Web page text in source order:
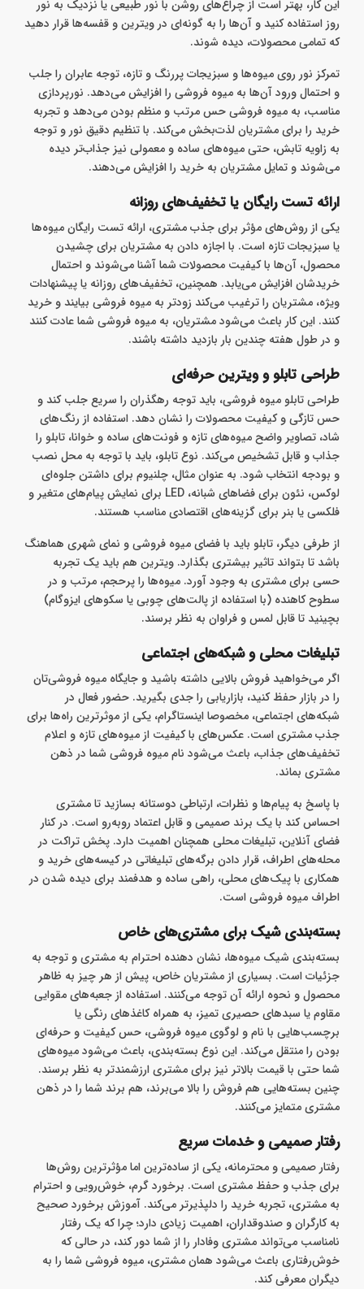
این کار، بهتر است از چراغ‌های روشن با نور طبیعی یا نزدیک به نور
روز استفاده کنید و آن‌ها را به‌ گونه‌ای در ویترین و قفسه‌ها قرار دهید
که تمامی محصولات، دیده شوند.
تمرکز نور روی میوه‌ها و سبزیجات پررنگ و تازه، توجه عابران را جلب
و احتمال ورود آن‌ها به میوه فروشی را افزایش می‌دهد. نورپردازی
مناسب، به میوه فروشی حس مرتب و منظم بودن می‌دهد و تجربه
خرید را برای مشتریان لذت‌بخش می‌کند. با تنظیم دقیق نور و توجه
به زاویه تابش، حتی میوه‌های ساده و معمولی نیز جذاب‌تر دیده
می‌شوند و تمایل مشتریان به خرید را افزایش می‌دهند.
ارائه تست رایگان یا تخفیف‌های روزانه
یکی از روش‌های مؤثر برای جذب مشتری، ارائه تست رایگان میوه‌ها
یا سبزیجات تازه است. با اجازه دادن به مشتریان برای چشیدن
محصول، آن‌ها با کیفیت محصولات شما آشنا می‌شوند و احتمال
خریدشان افزایش می‌یابد. همچنین، تخفیف‌های روزانه یا پیشنهادات
ویژه، مشتریان را ترغیب می‌کند زودتر به میوه فروشی بیایند و خرید
کنند. این کار باعث می‌شود مشتریان، به میوه فروشی شما عادت کنند
و در طول هفته چندین بار بازدید داشته باشند.
طراحی تابلو و ویترین حرفه‌ای
طراحی تابلو میوه فروشی، باید توجه رهگذران را سریع جلب کند و
حس تازگی و کیفیت محصولات را نشان دهد. استفاده از رنگ‌های
شاد، تصاویر واضح میوه‌های تازه و فونت‌های ساده و خوانا، تابلو را
جذاب و قابل تشخیص می‌کند. نوع تابلو، باید با توجه به محل نصب
و بودجه انتخاب شود. به عنوان مثال، چلنیوم برای داشتن جلوه‌ای
لوکس، نئون برای فضاهای شبانه، LED برای نمایش پیام‌های متغیر و
فلکسی یا بنر برای گزینه‌های اقتصادی مناسب‌ هستند.
از طرفی دیگر، تابلو باید با فضای میوه فروشی و نمای شهری هماهنگ
باشد تا بتواند تاثیر بیشتری بگذارد. ویترین هم باید یک تجربه
حسی برای مشتری به وجود آورد. میوه‌ها را پرحجم، مرتب و در
سطوح کاهنده (با استفاده از پالت‌های چوبی یا سکوهای ایزوگام)
بچینید تا قابل‌ لمس و فراوان به نظر برسند.
تبلیغات محلی و شبکه‌های اجتماعی
اگر می‌خواهید فروش بالایی داشته باشید و جایگاه میوه فروشی‌تان
را در بازار حفظ کنید، بازاریابی را جدی بگیرید. حضور فعال در
شبکه‌های اجتماعی، مخصوصا اینستاگرام، یکی از موثرترین راه‌ها برای
جذب مشتری است. عکس‌های با کیفیت از میوه‌های تازه و اعلام
تخفیف‌های جذاب، باعث می‌شود نام میوه فروشی شما در ذهن
مشتری بماند.
با پاسخ به پیام‌ها و نظرات، ارتباطی دوستانه بسازید تا مشتری
احساس کند با یک برند صمیمی و قابل اعتماد روبه‌رو است. در کنار
فضای آنلاین، تبلیغات محلی همچنان اهمیت دارد. پخش تراکت در
محله‌های اطراف، قرار دادن برگه‌های تبلیغاتی در کیسه‌های خرید و
همکاری با پیک‌های محلی، راهی ساده و هدفمند برای دیده شدن در
اطراف میوه فروشی است.
بسته‌بندی شیک برای مشتری‌های خاص
بسته‌بندی شیک میوه‌ها، نشان‌ دهنده احترام به مشتری و توجه به
جزئیات است. بسیاری از مشتریان خاص، پیش از هر چیز به ظاهر
محصول و نحوه ارائه آن توجه می‌کنند. استفاده از جعبه‌های مقوایی
مقاوم یا سبدهای حصیری تمیز، به همراه کاغذهای رنگی یا
برچسب‌هایی با نام و لوگوی میوه فروشی، حس کیفیت و حرفه‌ای
بودن را منتقل می‌کند. این نوع بسته‌بندی، باعث می‌شود میوه‌های
شما حتی با قیمت بالاتر نیز برای مشتری ارزشمندتر به نظر برسند.
چنین بسته‌هایی هم فروش را بالا می‌برند، هم برند شما را در ذهن
مشتری متمایز می‌کنند.
رفتار صمیمی و خدمات سریع
رفتار صمیمی و محترمانه، یکی از ساده‌ترین اما مؤثرترین روش‌ها
برای جذب و حفظ مشتری است. برخورد گرم، خوش‌رویی و احترام
به مشتری، تجربه خرید را دلپذیرتر می‌کند. آموزش برخورد صحیح
به کارگران و صندوقداران، اهمیت زیادی دارد؛ چرا که یک رفتار
نامناسب می‌تواند مشتری وفادار را از شما دور کند، در حالی که
خوش‌رفتاری باعث می‌شود همان مشتری، میوه فروشی شما را به
دیگران معرفی کند.